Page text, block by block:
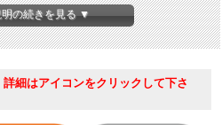
の続きを見る ▼
細はアイコンをクリックして下さ